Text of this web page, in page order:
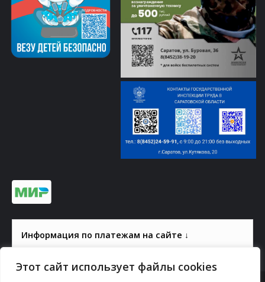
Этот сайт использует файлы cookies
Информация по платежам на сайте ↓